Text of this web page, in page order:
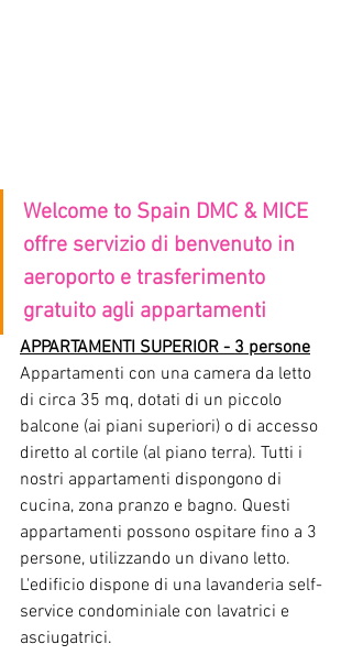
Welcome to Spain DMC & MICE
offre servizio di benvenuto in
aeroporto e trasferimento
gratuito agli appartamenti
APPARTAMENTI SUPERIOR - 3 persone
Appartamenti con una camera da letto
di circa 35 mq, dotati di un piccolo
balcone (ai piani superiori) o di accesso
diretto al cortile (al piano terra). Tutti i
nostri appartamenti dispongono di
cucina, zona pranzo e bagno. Questi
appartamenti possono ospitare fino a 3
persone, utilizzando un divano letto.
L'edificio dispone di una lavanderia self-
service condominiale con lavatrici e
asciugatrici.